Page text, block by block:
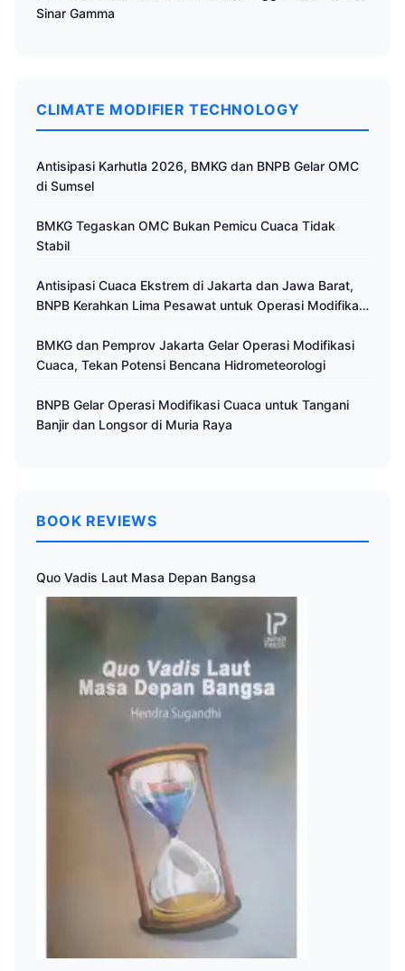
Sinar Gamma
CLIMATE MODIFIER TECHNOLOGY
Antisipasi Karhutla 2026, BMKG dan BNPB Gelar OMC
di Sumsel
BMKG Tegaskan OMC Bukan Pemicu Cuaca Tidak
Stabil
Antisipasi Cuaca Ekstrem di Jakarta dan Jawa Barat,
BNPB Kerahkan Lima Pesawat untuk Operasi Modifikasi
BMKG dan Pemprov Jakarta Gelar Operasi Modifikasi
Cuaca, Tekan Potensi Bencana Hidrometeorologi
BNPB Gelar Operasi Modifikasi Cuaca untuk Tangani
Banjir dan Longsor di Muria Raya
BOOK REVIEWS
Quo Vadis Laut Masa Depan Bangsa